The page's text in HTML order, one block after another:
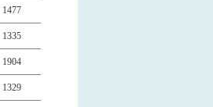
1477
1335
1904
1329